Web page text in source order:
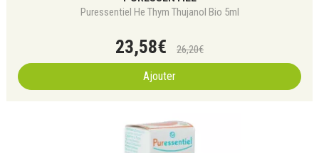
Puressentiel He Thym Thujanol Bio 5ml
23,58€ 26,20€
Ajouter